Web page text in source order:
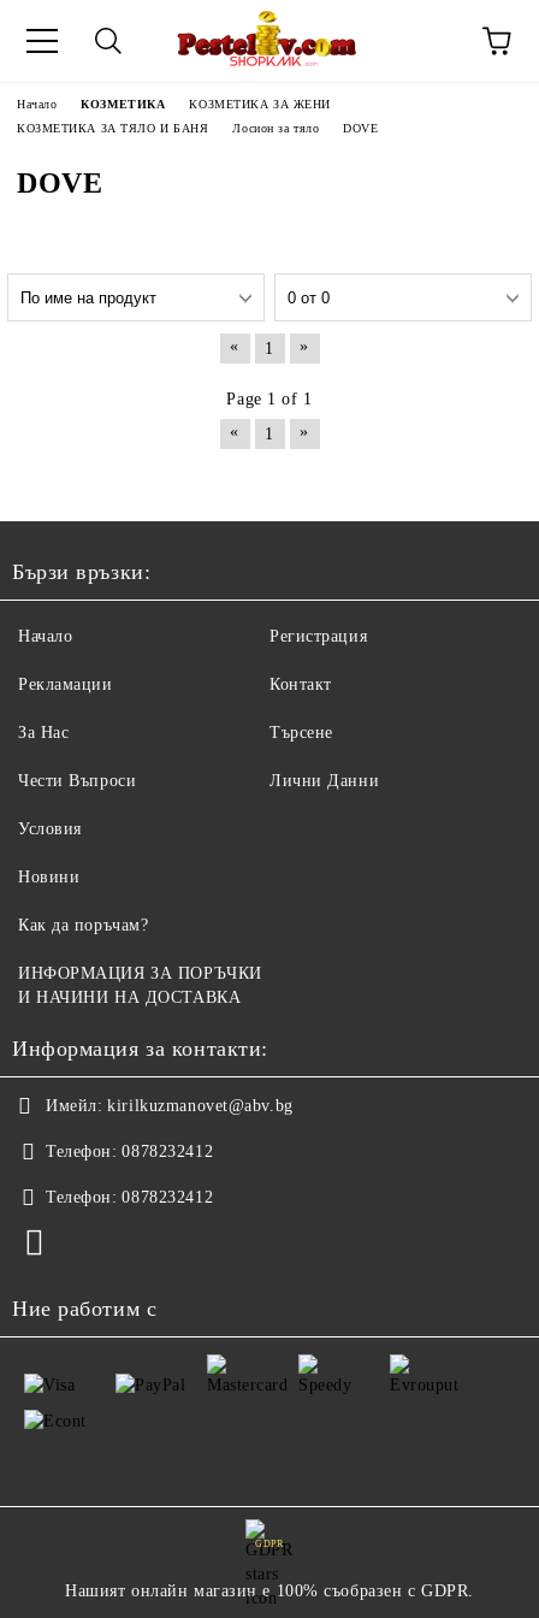
Начало КОЗМЕТИКА
КОЗМЕТИКА ЗА ЖЕНИ
КОЗМЕТИКА ЗА ТЯЛО И БАНЯ
Лосион за тяло DOVE
DOVE
« 1 »
Page 1 of 1
«
1 »
Бързи връзки:
Начало
Рекламации
За Нас
Чести Въпроси
Регистрация
Контакт
Търсене
Лични Данни
Условия
Новини
Как да поръчам?
ИНФОРМАЦИЯ ЗА ПОРЪЧКИ
И НАЧИНИ НА ДОСТАВКА
Информация за контакти:
Имейл: kirilkuzmanovet@abv.bg
Телефон: 0878232412
Телефон: 0878232412
Ние работим с
GDPR
Нашият онлайн магазин е 100% съобразен с GDPR.